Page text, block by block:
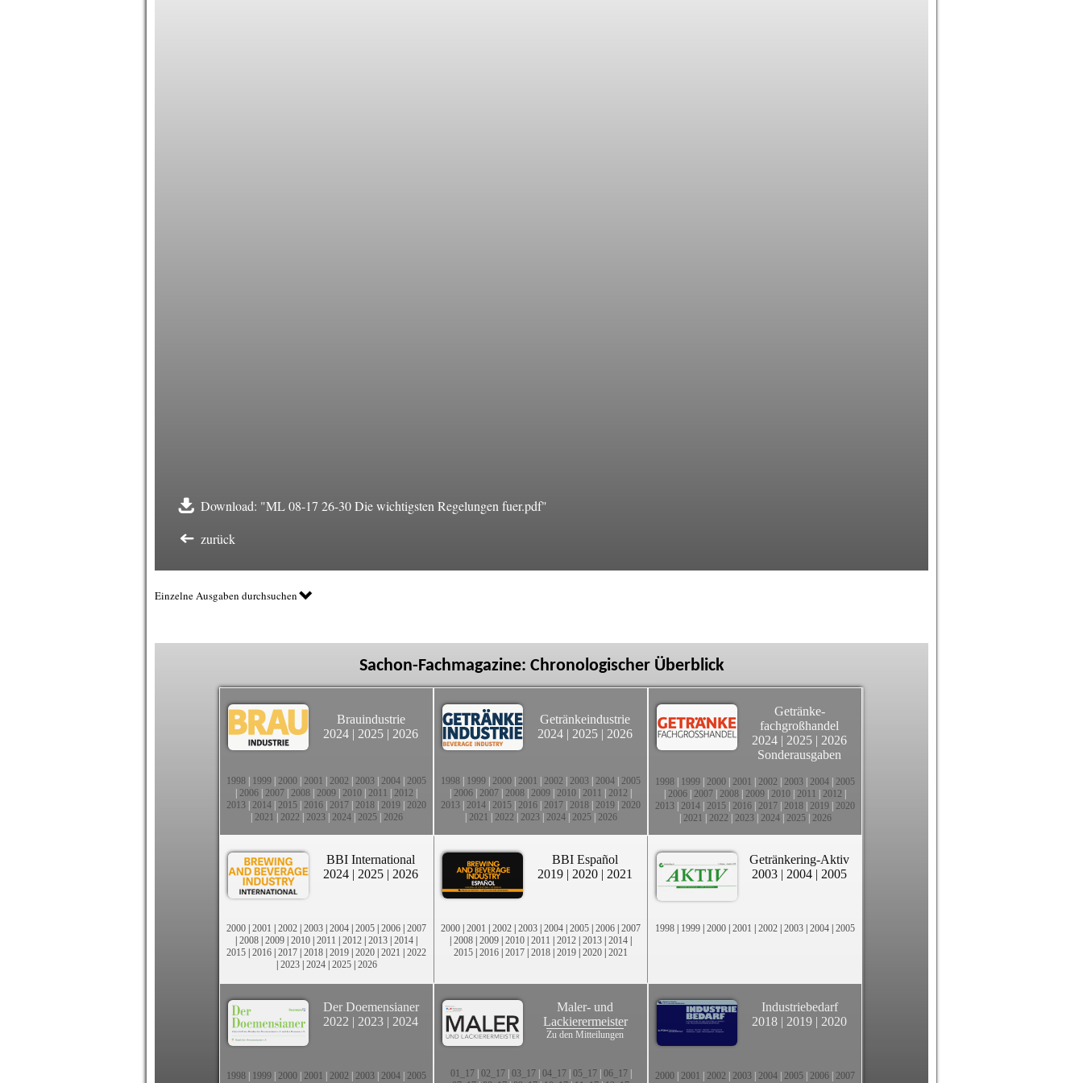
Download: "ML 08-17 26-30 Die wichtigsten Regelungen fuer.pdf"
zurück
Einzelne Ausgaben durchsuchen
Sachon-Fachmagazine: Chronologischer Überblick
Brauindustrie
2024 | 2025 | 2026
1998 1999 2000 2001 2002 2003 2004 2005
2006 2007 2008 2009 2010 2011 2012
2013 2014 2015 2016 2017 2018 2019 2020
2021 2022 2023| 2024| 2025| 2026
Getränkeindustrie
2024 | 2025 | 2026
1998 1999 2000 2001 2002 2003 2004 2005
2006 2007 2008 2009 2010 2011 2012
2013 2014 2015 2016 2017 2018 2019 2020
2021 2022 2023| 2024| 2025| 2026
Getränke-
fachgroßhandel
2024 | 2025 | 2026
Sonderausgaben
1998 1999 2000 2001 2002 2003 2004 2005
2006 2007 2008 2009 2010 2011 2012
2013 2014 2015 2016 2017 2018 2019 2020
2021 2022 2023| 2024| 2025| 2026
BBI International
2024 | 2025 | 2026
2000 | 2001 | 2002 | 2003 | 2004 | 2005 | 2006 | 2007
| 2008 | 2009 | 2010 | 2011 | 2012 | 2013 | 2014 |
2015 | 2016 | 2017 | 2018 | 2019 | 2020 | 2021 | 2022
| 2023| 2024| 2025| 2026
BBI Español
2019 | 2020 | 2021
2000 | 2001 | 2002 | 2003 | 2004 | 2005 | 2006 | 2007
| 2008 | 2009 | 2010 | 2011 | 2012 | 2013 | 2014 |
2015 | 2016 | 2017 | 2018 | 2019 | 2020 | 2021
Getränkering-Aktiv
2003 | 2004 | 2005
1998 | 1999 | 2000 | 2001 | 2002 | 2003 | 2004 | 2005
Der Doemensianer
2022 | 2023 | 2024
1998 1999 2000 2001 2002 2003 2004 2005
Maler- und
Lackierermeister
Zu den Mitteilungen
01_17| 02_17| 03_17| 04_17| 05_17| 06_17|
Industriebedarf
2018 | 2019 | 2020
2000 2001 2002 2003 2004 2005 2006 2007